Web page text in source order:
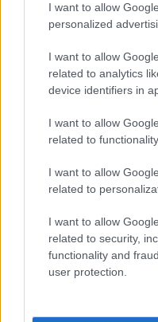
I want to allow
personalized
I want to allow
related to analytics
device identifiers in
I want to allow
related to
I want to allow
related to
I want to allow
related to security,
functionality and
user protection.
Ξαναπήγα στο
παιδιά μου είπε η
δύσκολα και ότι
γραφείο της. Ξέρω
έχω δει τους